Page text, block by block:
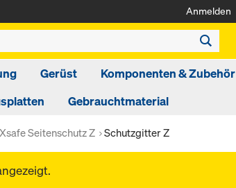
Anmelden
Gerüst Komponenten & Zubehör
Gebrauchtmaterial
Xsafe Seitenschutz Z Schutzgitter Z